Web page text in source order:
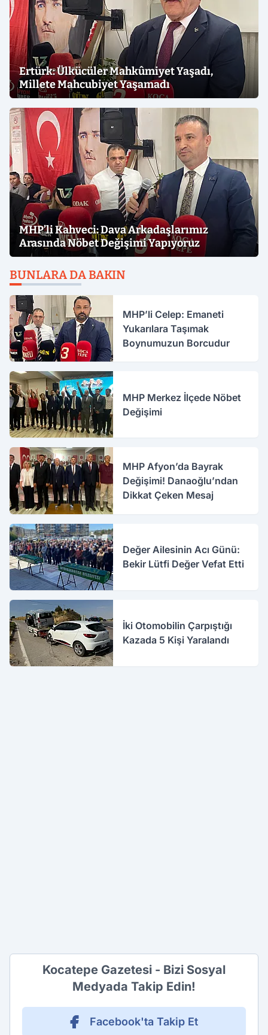
Ertürk: Ülkücüler Mahkûmiyet Yaşadı,
Millete Mahcubiyet Yaşamadı
MHP’li Kahveci: Dava Arkadaşlarımız
Arasında Nöbet Değişimi Yapıyoruz
BUNLARA DA BAKIN
MHP’li Celep: Emaneti
Yukarılara Taşımak
Boynumuzun Borcudur
MHP Merkez İlçede Nöbet
Değişimi
MHP Afyon’da Bayrak
Değişimi! Danaoğlu’ndan
Dikkat Çeken Mesaj
Değer Ailesinin Acı Günü:
Bekir Lütfi Değer Vefat Etti
İki Otomobilin Çarpıştığı
Kazada 5 Kişi Yaralandı
Kocatepe Gazetesi - Bizi Sosyal
Medyada Takip Edin!
Facebook'ta Takip Et